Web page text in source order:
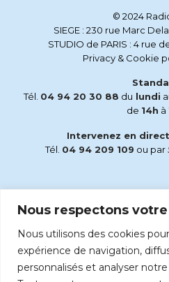
Nous respectons
Nous utilisons des cookies
expérience de navigation,
personnalisés et analyser
© 2024
SIEGE : 230 rue Marc
STUDIO de PARIS : 4 rue
Privacy & Cookie
Tél. 04 94 20 30 88 du lundi
de 14h à
Intervenez en
Tél. 04 94 209 109 ou par
Écoutez Radio